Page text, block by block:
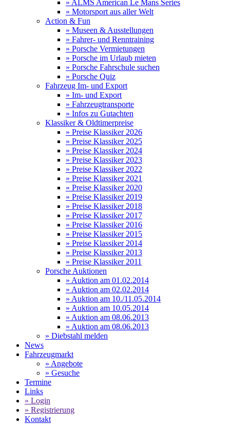
» ALMS American Le Mans Series
» Motorsport aus aller Welt
Action & Fun
» Museen & Ausstellungen
» Fahrer- und Renntraining
» Porsche Vermietungen
» Porsche im Urlaub mieten
» Porsche Fahrschule suchen
» Porsche Quiz
Fahrzeug Im- und Export
» Im- und Export
» Fahrzeugtransporte
» Infos zu Gutachten
Klassiker & Oldtimerpreise
» Preise Klassiker 2026
» Preise Klassiker 2025
» Preise Klassiker 2024
» Preise Klassiker 2023
» Preise Klassiker 2022
» Preise Klassiker 2021
» Preise Klassiker 2020
» Preise Klassiker 2019
» Preise Klassiker 2018
» Preise Klassiker 2017
» Preise Klassiker 2016
» Preise Klassiker 2015
» Preise Klassiker 2014
» Preise Klassiker 2013
» Preise Klassiker 2011
Porsche Auktionen
» Auktion am 01.02.2014
» Auktion am 02.02.2014
» Auktion am 10./11.05.2014
» Auktion am 10.05.2014
» Auktion am 08.06.2013
» Auktion am 08.06.2013
» Diebstahl melden
News
Fahrzeugmarkt
» Angebote
» Gesuche
Termine
Links
» Login
» Registrierung
Kontakt